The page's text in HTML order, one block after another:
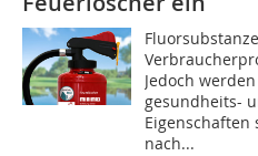
Jedoch
gesundheits-
nach...